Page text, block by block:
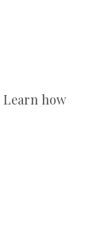
Learn how